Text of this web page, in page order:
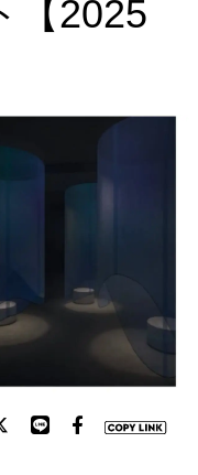
【2025